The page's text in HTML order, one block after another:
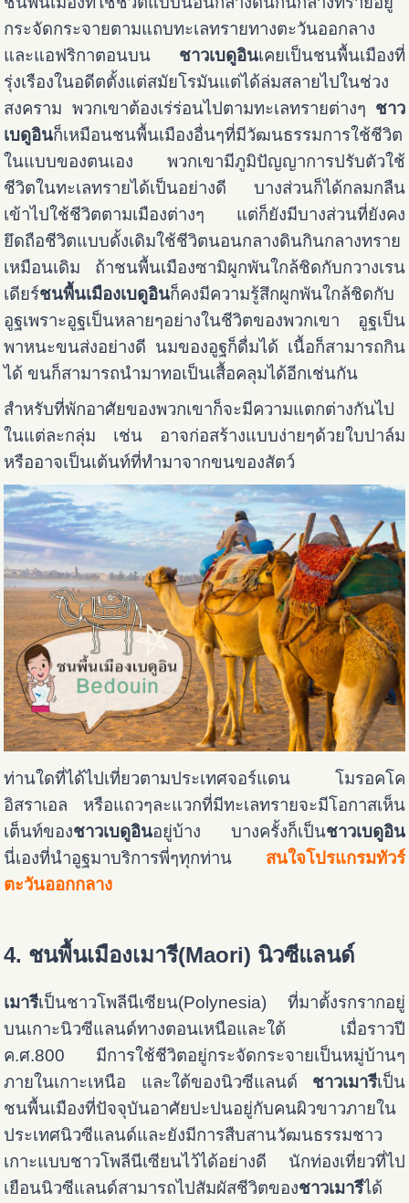
กระจัดกระจายตามแถบทะเลทรายทางตะวันออกลาง
และแอฟริกาตอนบน ชาวเบดูอินเคยเป็นชนพื้นเมืองที่
รุ่งเรืองในอดีตตั้งแต่สมัยโรมันแต่ได้ล่มสลายไปในช่วง
สงคราม พวกเขาต้องเร่ร่อนไปตามทะเลทรายต่างๆ ชาว
เบดูอินก็เหมือนชนพื้นเมืองอื่นๆที่มีวัฒนธรรมการใช้ชีวิต
ในแบบของตนเอง พวกเขามีภูมิปัญญาการปรับตัวใช้
ชีวิตในทะเลทรายได้เป็นอย่างดี บางส่วนก็ได้กลมกลืน
เข้าไปใช้ชีวิตตามเมืองต่างๆ แต่ก็ยังมีบางส่วนที่ยังคง
ยึดถือชีวิตแบบดั้งเดิมใช้ชีวิตนอนกลางดินกินกลางทราย
เหมือนเดิม ถ้าชนพื้นเมืองซามิผูกพันใกล้ชิดกับกวางเรน
เดียร์ชนพื้นเมืองเบดูอินก็คงมีความรู้สึกผูกพันใกล้ชิดกับ
อูฐเพราะอูฐเป็นหลายๆอย่างในชีวิตของพวกเขา อูฐเป็น
พาหนะขนส่งอย่างดี นมของอูฐก็ดื่มได้ เนื้อก็สามารถกิน
ได้ ขนก็สามารถนำมาทอเป็นเสื้อคลุมได้อีกเช่นกัน
สำหรับที่พักอาศัยของพวกเขาก็จะมีความแตกต่างกันไป
ในแต่ละกลุ่ม เช่น อาจก่อสร้างแบบง่ายๆด้วยใบปาล์ม
หรืออาจเป็นเต้นท์ที่ทำมาจากขนของสัตว์
ท่านใดที่ได้ไปเที่ยวตามประเทศจอร์แดน โมรอคโค
อิสราเอล หรือแถวๆละแวกที่มีทะเลทรายจะมีโอกาสเห็น
เต็นท์ของชาวเบดูอินอยู่บ้าง บางครั้งก็เป็นชาวเบดูอิน
นี่เองที่นำอูฐมาบริการพี่ๆทุกท่าน สนใจโปรแกรมทัวร์
ตะวันออกกลาง
4. ชนพื้นเมืองเมารี(Maori) นิวซีแลนด์
เมารีเป็นชาวโพลีนีเซียน(Polynesia) ที่มาตั้งรกรากอยู่
บนเกาะนิวซีแลนด์ทางตอนเหนือและใต้ เมื่อราวปี
ค.ศ.800 มีการใช้ชีวิตอยู่กระจัดกระจายเป็นหมู่บ้านๆ
ภายในเกาะเหนือ และใต้ของนิวซีแลนด์ ชาวเมารีเป็น
ชนพื้นเมืองที่ปัจจุบันอาศัยปะปนอยู่กับคนผิวขาวภายใน
ประเทศนิวซีแลนด์และยังมีการสืบสานวัฒนธรรมชาว
เกาะแบบชาวโพลีนีเซียนไว้ได้อย่างดี นักท่องเที่ยวที่ไป
เยือนนิวซีแลนด์สามารถไปสัมผัสชีวิตของชาวเมารีได้